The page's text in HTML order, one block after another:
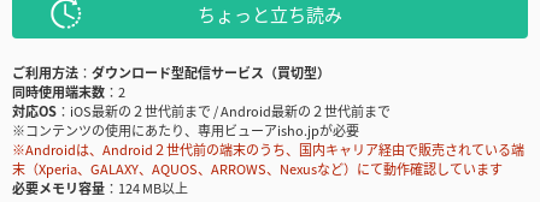
ちょっと立ち読み
ご利用方法
ダウンロード型配信サービス（買切型）
同時使用端末数
2
対応OS
iOS最新の２世代前まで / Android最新の２世代前まで
※コンテンツの使用にあたり、専用ビューアisho.jpが必要
※Androidは、Android２世代前の端末のうち、国内キャリア経由で販売されている端
末（Xperia、GALAXY、AQUOS、ARROWS、Nexusなど）にて動作確認しています
必要メモリ容量
124 MB以上